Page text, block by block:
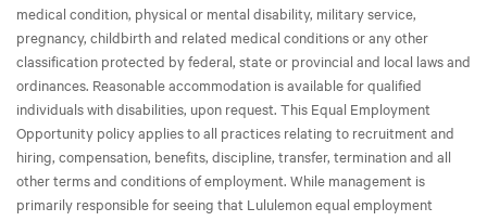
medical condition, physical or mental disability, military service,
pregnancy, childbirth and related medical conditions or any other
classification protected by federal, state or provincial and local laws and
ordinances. Reasonable accommodation is available for qualified
individuals with disabilities, upon request. This Equal Employment
Opportunity policy applies to all practices relating to recruitment and
hiring, compensation, benefits, discipline, transfer, termination and all
other terms and conditions of employment. While management is
primarily responsible for seeing that Lululemon equal employment